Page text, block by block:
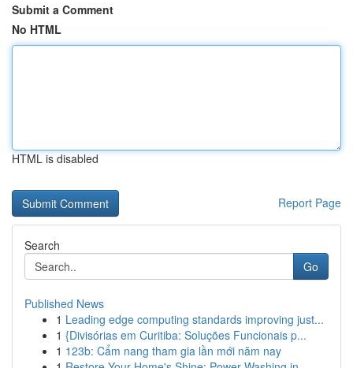
Submit a Comment
No HTML
HTML is disabled
Report Page
Search
Go
Published News
1 Leading edge computing standards improving just...
1 {Divisórias em Curitiba: Soluções Funcionais p...
1 123b: Cẩm nang tham gia lần mới năm nay